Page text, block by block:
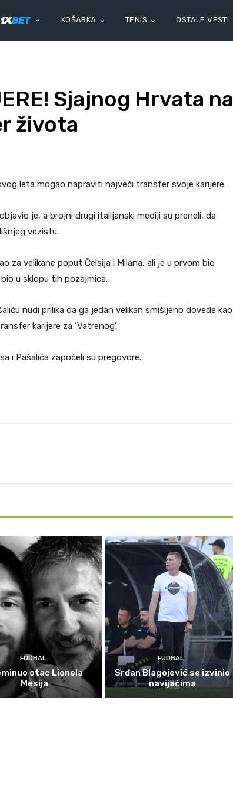
KOŠARKA TENIS OSTALE VESTI
Sjajnog Hrvata na
života
leta mogao napraviti najveći transfer svoje karijere.
je, a brojni drugi italijanski mediji su preneli, da
vezistu.
za velikane poput Čelsija i Milana, ali je u prvom bio
u sklopu tih pozajmica.
nudi prilika da ga jedan velikan smišljeno dovede kao
karijere za ‘Vatrenog’.
i Pašalića započeli su pregovore.
FUDBAL
otac Lionela
Mesija
FUDBAL
Srđan Blagojević se izvinio
navijačima